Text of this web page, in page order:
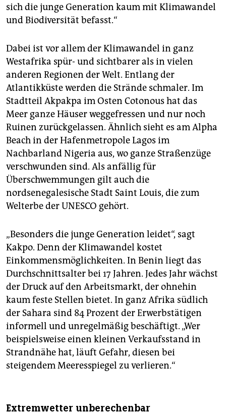
sich die junge Generation kaum mit Klimawandel
und Biodiversität befasst.“
Dabei ist vor allem der Klimawandel in ganz
Westafrika spür- und sichtbarer als in vielen
anderen Regionen der Welt. Entlang der
Atlantikküste werden die Strände schmaler. Im
Stadtteil Akpakpa im Osten Cotonous hat das
Meer ganze Häuser weggefressen und nur noch
Ruinen zurückgelassen. Ähnlich sieht es am Alpha
Beach in der Hafenmetropole Lagos im
Nachbarland Nigeria aus, wo ganze Straßenzüge
verschwunden sind. Als anfällig für
Überschwemmungen gilt auch die
nordsenegalesische Stadt Saint Louis, die zum
Welterbe der UNESCO gehört.
„Besonders die junge Generation leidet“, sagt
Kakpo. Denn der Klimawandel kostet
Einkommensmöglichkeiten. In Benin liegt das
Durchschnittsalter bei 17 Jahren. Jedes Jahr wächst
der Druck auf den Arbeitsmarkt, der ohnehin
kaum feste Stellen bietet. In ganz Afrika südlich
der Sahara sind 84 Prozent der Erwerbstätigen
informell und unregelmäßig beschäftigt. „Wer
beispielsweise einen kleinen Verkaufsstand in
Strandnähe hat, läuft Gefahr, diesen bei
steigendem Meeresspiegel zu verlieren.“
Extremwetter unberechenbar